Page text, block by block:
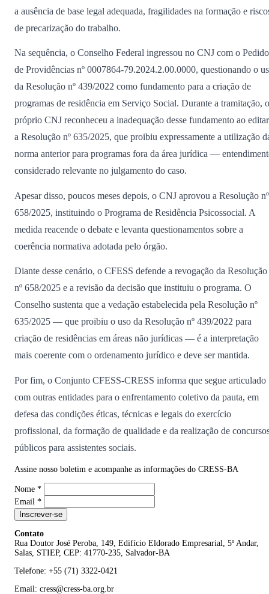
a ausência de base legal adequada, fragilidades na formação e
de precarização do trabalho.
Na sequência, o Conselho Federal ingressou no CNJ com o Pedido
de Providências nº 0007864-79.2024.2.00.0000, questionando o
da Resolução nº 439/2022 como fundamento para a criação de
programas de residência em Serviço Social. Durante a tramitação, o
próprio CNJ reconheceu a inadequação desse fundamento ao editar
a Resolução nº 635/2025, que proibiu expressamente a utilização
norma anterior para programas fora da área jurídica —
considerado relevante no julgamento do caso.
Apesar disso, poucos meses depois, o CNJ aprovou a Resolução nº
658/2025, instituindo o Programa de Residência Psicossocial. A
medida reacende o debate e levanta questionamentos sobre a
coerência normativa adotada pelo órgão.
Diante desse cenário, o CFESS defende a revogação da Resolução
nº 658/2025 e a revisão da decisão que instituiu o programa. O
Conselho sustenta que a vedação estabelecida pela Resolução nº
635/2025 — que proibiu o uso da Resolução nº 439/2022 para
criação de residências em áreas não jurídicas — é a interpretação
mais coerente com o ordenamento jurídico e deve ser mantida.
Por fim, o Conjunto CFESS-CRESS informa que segue articulado
com outras entidades para o enfrentamento coletivo da pauta, em
defesa das condições éticas, técnicas e legais do exercício
profissional, da formação de qualidade e da realização de
públicos para assistentes sociais.
Assine nosso boletim e acompanhe as informações do CRESS-BA
Nome *
Email *
Inscrever-se
Contato
Rua Doutor José Peroba, 149, Edifício Eldorado Empresarial, 5º Andar,
Salas, STIEP, CEP: 41770-235, Salvador-BA
Telefone: +55 (71) 3322-0421
Email: cress@cress-ba.org.br